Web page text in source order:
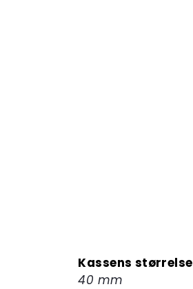
Kassens størrelse
40 mm